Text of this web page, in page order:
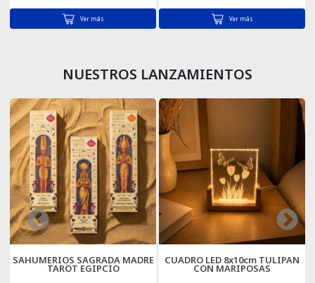
Ver más Ver más
NUESTROS LANZAMIENTOS
SAHUMERIOS SAGRADA MADRE
TAROT EGIPCIO
CUADRO LED 8x10cm TULIPAN
CON MARIPOSAS
Cartas